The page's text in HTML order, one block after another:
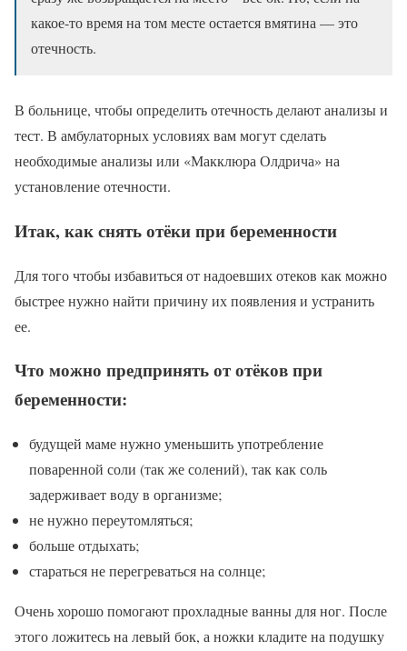
какое-то время на том месте остается вмятина — это
отечность.
В больнице, чтобы определить отечность делают анализы и
тест. В амбулаторных условиях вам могут сделать
необходимые анализы или «Макклюра Олдрича» на
установление отечности.
Итак, как снять отёки при беременности
Для того чтобы избавиться от надоевших отеков как можно
быстрее нужно найти причину их появления и устранить
ее.
Что можно предпринять от отёков при
беременности:
будущей маме нужно уменьшить употребление
поваренной соли (так же солений), так как соль
задерживает воду в организме;
не нужно переутомляться;
больше отдыхать;
стараться не перегреваться на солнце;
Очень хорошо помогают прохладные ванны для ног. После
этого ложитесь на левый бок, а ножки кладите на подушку